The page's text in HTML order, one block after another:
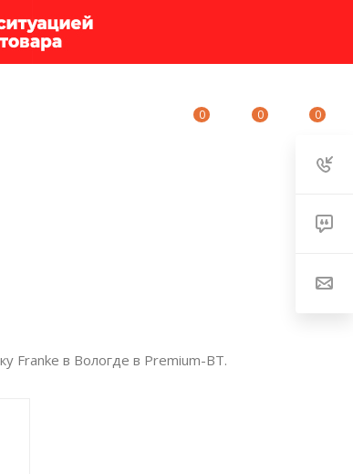
0 0 0
Franke в Вологде в Premium-BT.